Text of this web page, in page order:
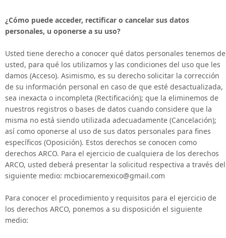
¿Cómo puede acceder, rectificar o cancelar sus datos
personales, u oponerse a su uso?
Usted tiene derecho a conocer qué datos personales tenemos de
usted, para qué los utilizamos y las condiciones del uso que les
damos (Acceso). Asimismo, es su derecho solicitar la corrección
de su información personal en caso de que esté desactualizada,
sea inexacta o incompleta (Rectificación); que la eliminemos de
nuestros registros o bases de datos cuando considere que la
misma no está siendo utilizada adecuadamente (Cancelación);
así como oponerse al uso de sus datos personales para fines
específicos (Oposición). Estos derechos se conocen como
derechos ARCO. Para el ejercicio de cualquiera de los derechos
ARCO, usted deberá presentar la solicitud respectiva a través del
siguiente medio: mcbiocaremexico@gmail.com
Para conocer el procedimiento y requisitos para el ejercicio de
los derechos ARCO, ponemos a su disposición el siguiente
medio: